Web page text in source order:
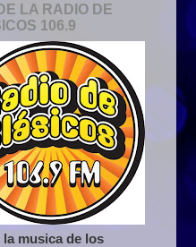
LA RADIO DE
106.9
la musica de los